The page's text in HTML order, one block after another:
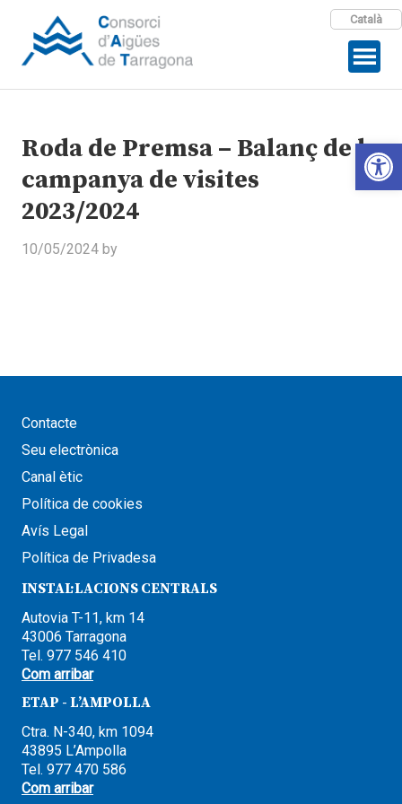
Català
Roda de Premsa – Balanç de la
campanya de visites
2023/2024
10/05/2024 by
Contacte
Seu electrònica
Canal ètic
Política de cookies
Avís Legal
Política de Privadesa
INSTAL·LACIONS CENTRALS
Autovia T-11, km 14
43006 Tarragona
Tel. 977 546 410
Com arribar
ETAP - L’AMPOLLA
Ctra. N-340, km 1094
43895 L’Ampolla
Tel. 977 470 586
Com arribar